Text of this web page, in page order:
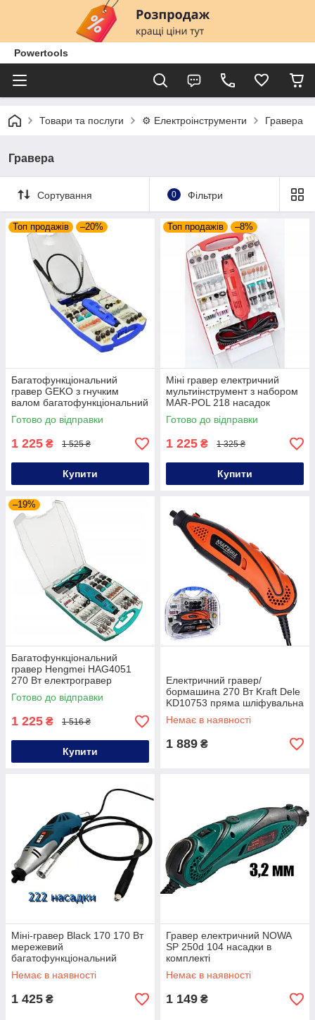
Powertools
Товари та послуги ⚙️ Електроінструменти Гравера
Гравера
Сортування 0 Фільтри
Топ продажів –20%
Багатофункціональний
гравер GEKO з гнучким
валом багатофункціональний
гравер міні-гравер з
комплектом насадок
Готово до відправки
1 225 ₴ 1 525 ₴
Купити
Топ продажів –8%
Міні гравер електричний
мультиінструмент з набором
MAR-POL 218 насадок
мережевий гравер
електричний
гравер
Готово до відправки
1 225 ₴ 1 325 ₴
Купити
–19%
Багатофункціональний
гравер Hengmei HAG4051
270 Вт електрогравер
шліфмашина-гравер
електричний з набором
Готово до відправки
1 225 ₴ 1 516 ₴
Купити
Електричний гравер/
бормашина 270 Вт Kraft Dele
KD10753 пряма шліфувальна
машина
Немає в наявності
1 889 ₴
Міні-гравер Black 170 170 Вт
мережевий
багатофункціональний
гравер з насадками
електричний гравер
Немає в наявності
1 425 ₴
Гравер електричний NOWA
SP 250d 104 насадки в
комплекті
Немає в наявності
1 149 ₴